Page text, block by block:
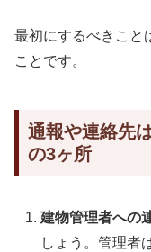
最初にするべきこと
ことです。
通報や連絡先
の3ヶ所
建物管理者への
しょう。管理者